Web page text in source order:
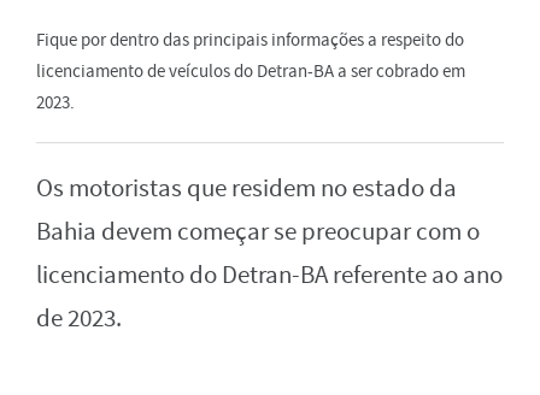
Fique por dentro das principais informações a respeito do
licenciamento de veículos do Detran-BA a ser cobrado em
2023.
Os motoristas que residem no estado da
Bahia devem começar se preocupar com o
licenciamento do Detran-BA referente ao ano
de 2023.